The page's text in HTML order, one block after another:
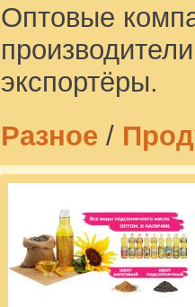
Оптовые
экспортёры.
Разное /